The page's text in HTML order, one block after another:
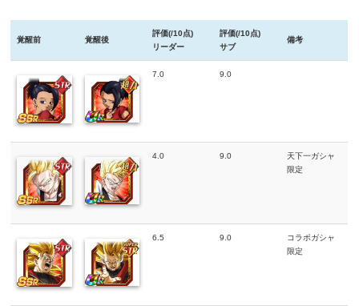
覚醒前 覚醒後
評価(/10点)
リーダー
評価(/10点)
サブ
備考
7.0 9.0
4.0 9.0
天下一ガシャ
限定
6.5 9.0
コラボガシャ
限定